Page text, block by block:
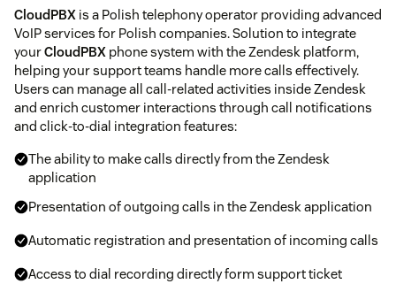
CloudPBX is a Polish telephony operator providing advanced
VoIP services for Polish companies. Solution to integrate
yourCloudPBX phone system with the Zendesk platform,
helping your support teams handle more calls effectively.
Users can manage all call-related activities inside Zendesk
and enrich customer interactions through call notifications
and click-to-dial integration features:
The ability to make calls directly from the Zendesk
application
Presentation of outgoing calls in the Zendesk application
Automatic registration and presentation of incoming calls
Access to dial recording directly form support ticket